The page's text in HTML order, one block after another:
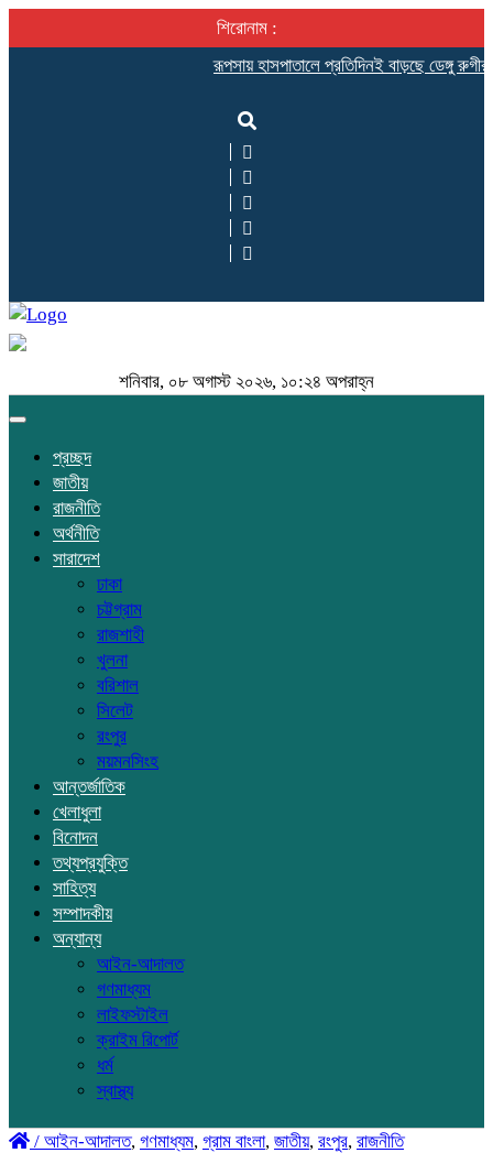
শিরোনাম :
রূপসায় হাসপাতালে প্রতিদিনই বাড়ছে ডেঙ্গু রুগীর
শনিবার, ০৮ অগাস্ট ২০২৬, ১০:২৪ অপরাহ্ন
Toggle
প্রচ্ছদ
জাতীয়
রাজনীতি
অর্থনীতি
সারাদেশ
ঢাকা
চট্টগ্রাম
রাজশাহী
খুলনা
বরিশাল
সিলেট
রংপুর
ময়মনসিংহ
আন্তর্জাতিক
খেলাধুলা
বিনোদন
তথ্যপ্রযুক্তি
সাহিত্য
সম্পাদকীয়
অন্যান্য
আইন-আদালত
গণমাধ্যম
লাইফস্টাইল
ক্রাইম রিপোর্ট
ধর্ম
স্বাস্থ্য
/ আইন-আদালত, গণমাধ্যম, গ্রাম বাংলা, জাতীয়, রংপুর, রাজনীতি